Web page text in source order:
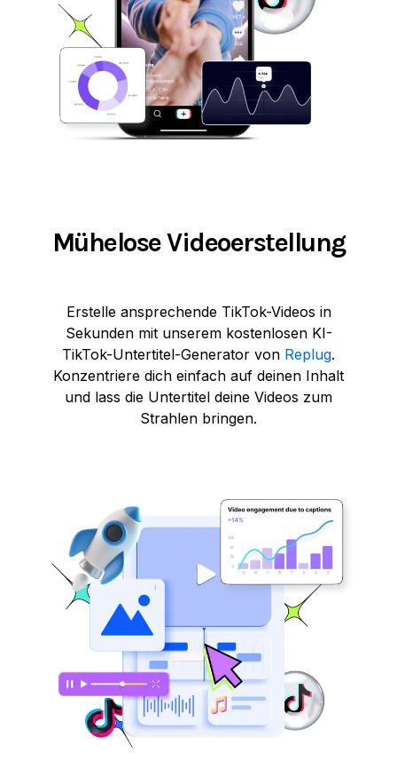
Mühelose Videoerstellung
Erstelle ansprechende TikTok-Videos in
Sekunden mit unserem kostenlosen KI-
TikTok-Untertitel-Generator von Replug.
Konzentriere dich einfach auf deinen Inhalt
und lass die Untertitel deine Videos zum
Strahlen bringen.